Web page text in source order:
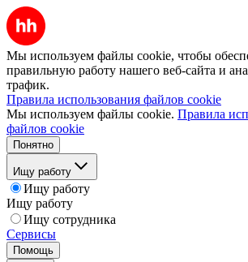
Мы используем файлы cookie, чтобы
правильную работу нашего веб-сайта и
трафик.
Правила использования файлов cookie
Мы используем файлы cookie. Правила
файлов cookie
Понятно
Ищу работу
Ищу работу
Ищу работу
Ищу сотрудника
Сервисы
Помощь